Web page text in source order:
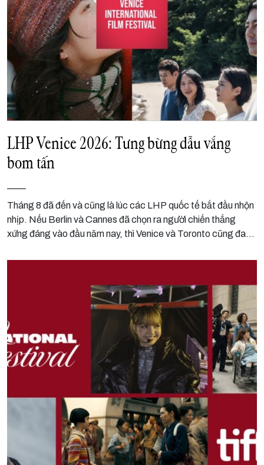
LHP Venice 2026: Tưng bừng dẫu vắng
bom tấn
Tháng 8 đã đến và cũng là lúc các LHP quốc tế bắt đầu nhộn
nhịp. Nếu Berlin và Cannes đã chọn ra người chiến thắng
xứng đáng vào đầu năm nay, thì Venice và Toronto cũng đang
của năm 2026. Sau cùng, đâu là tác phẩm sẽ được vinh